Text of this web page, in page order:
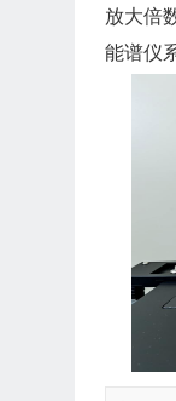
放大倍
能谱仪